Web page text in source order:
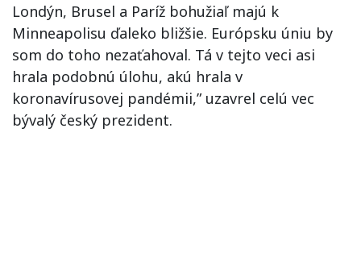
Londýn, Brusel a Paríž bohužiaľ majú k
Minneapolisu ďaleko bližšie. Európsku úniu by
som do toho nezaťahoval. Tá v tejto veci asi
hrala podobnú úlohu, akú hrala v
koronavírusovej pandémii,” uzavrel celú vec
bývalý český prezident.